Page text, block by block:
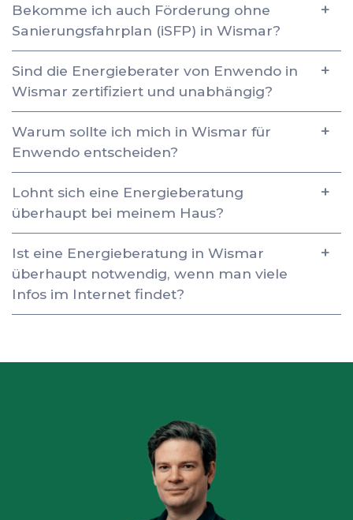
Bekomme ich auch Förderung ohne
Sanierungsfahrplan (iSFP) in Wismar?
Sind die Energieberater von Enwendo in
Wismar zertifiziert und unabhängig?
Warum sollte ich mich in Wismar für
Enwendo entscheiden?
Lohnt sich eine Energieberatung
überhaupt bei meinem Haus?
Ist eine Energieberatung in Wismar
überhaupt notwendig, wenn man viele
Infos im Internet findet?